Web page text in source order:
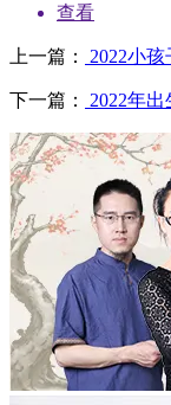
查看
上一篇： 2022小孩
下一篇： 2022年